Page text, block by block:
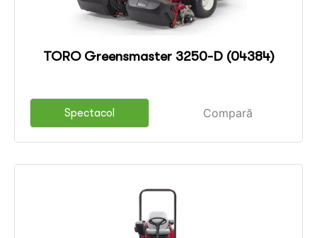
TORO Greensmaster 3250-D (04384)
Spectacol Compară